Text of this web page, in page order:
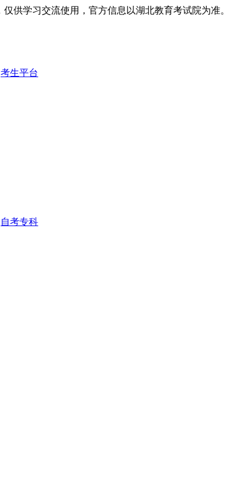
供学习交流使用，官方信息以湖北教育考试院为准。
考生平台
自考专科